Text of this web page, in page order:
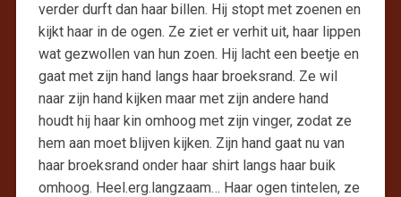
verder durft dan haar billen. Hij stopt met zoenen en
kijkt haar in de ogen. Ze ziet er verhit uit, haar lippen
wat gezwollen van hun zoen. Hij lacht een beetje en
gaat met zijn hand langs haar broeksrand. Ze wil
naar zijn hand kijken maar met zijn andere hand
houdt hij haar kin omhoog met zijn vinger, zodat ze
hem aan moet blijven kijken. Zijn hand gaat nu van
haar broeksrand onder haar shirt langs haar buik
omhoog. Heel.erg.langzaam… Haar ogen tintelen, ze